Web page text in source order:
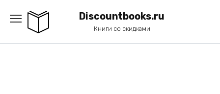
содержанию
Discountbooks.ru
Книги со скидками